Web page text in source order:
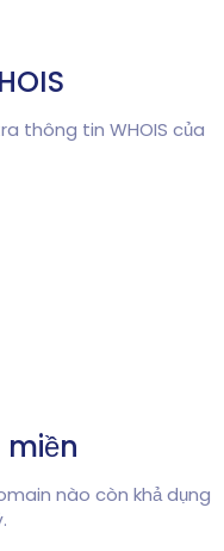
thông tin WHOIS của
nào còn khả dụng